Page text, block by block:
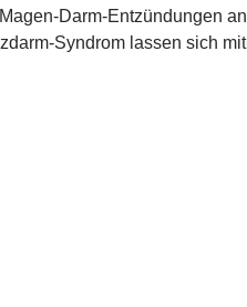
Darm-Entzündungen
Syndrom lassen sich